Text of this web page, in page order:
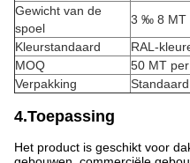
Gewicht van de
spoel
3 ‰ 8 MT
Kleurstandaard
RAL-
MOQ
50 MT
Verpakking
4.Toepassing
Het product is geschikt voor